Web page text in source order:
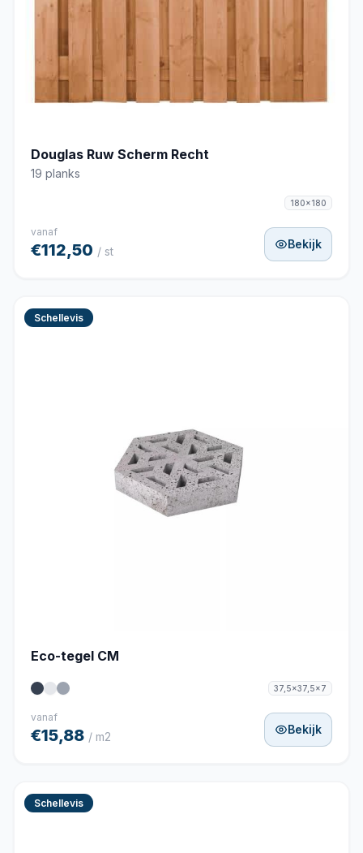
Douglas Ruw Scherm Recht
19 planks
180x180
vanaf
€112,50 / st
Bekijk
Schellevis
Eco-tegel CM
37,5x37,5x7
vanaf
€15,88 / m2
Bekijk
Schellevis